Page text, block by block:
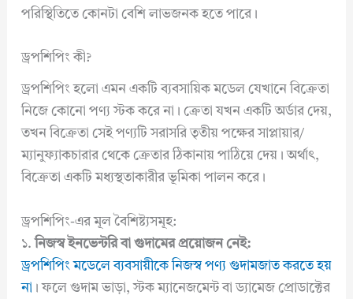
পরিস্থিতিতে কোনটা বেশি লাভজনক হতে পারে।
ড্রপশিপিং কী?
ড্রপশিপিং হলো এমন একটি ব্যবসায়িক মডেল যেখানে বিক্রেতা
নিজে কোনো পণ্য স্টক করে না। ক্রেতা যখন একটি অর্ডার দেয়,
তখন বিক্রেতা সেই পণ্যটি সরাসরি তৃতীয় পক্ষের সাপ্লায়ার/
ম্যানুফ্যাকচারার থেকে ক্রেতার ঠিকানায় পাঠিয়ে দেয়। অর্থাৎ,
বিক্রেতা একটি মধ্যস্থতাকারীর ভূমিকা পালন করে।
ড্রপশিপিং-এর মূল বৈশিষ্ট্যসমূহ:
১.নিজস্ব ইনভেন্টরি বা গুদামের প্রয়োজন নেই:
ড্রপশিপিং মডেলে ব্যবসায়ীকে নিজস্ব পণ্য গুদামজাত করতে হয়
না । ফলে গুদাম ভাড়া, স্টক ম্যানেজমেন্ট বা ড্যামেজ প্রোডাক্টের